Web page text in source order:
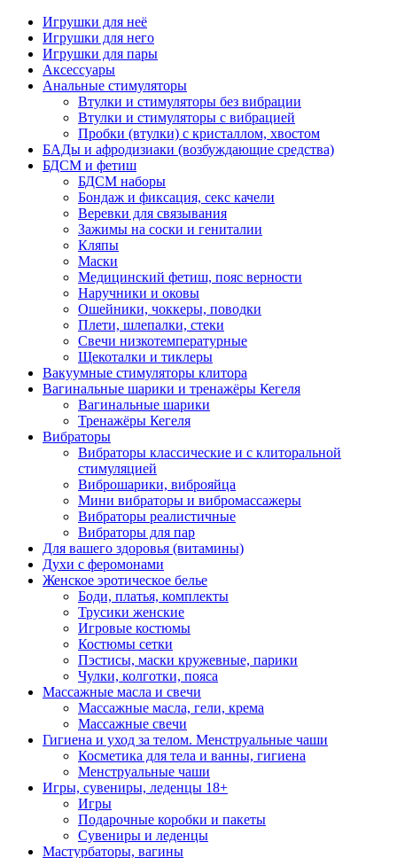
Игрушки для неё
Игрушки для него
Игрушки для пары
Аксессуары
Анальные стимуляторы
Втулки и стимуляторы без вибрации
Втулки и стимуляторы с вибрацией
Пробки (втулки) с кристаллом, хвостом
БАДы и афродизиаки (возбуждающие средства)
БДСМ и фетиш
БДСМ наборы
Бондаж и фиксация, секс качели
Веревки для связывания
Зажимы на соски и гениталии
Кляпы
Маски
Медицинский фетиш, пояс верности
Наручники и оковы
Ошейники, чоккеры, поводки
Плети, шлепалки, стеки
Свечи низкотемпературные
Щекоталки и тиклеры
Вакуумные стимуляторы клитора
Вагинальные шарики и тренажёры Кегеля
Вагинальные шарики
Тренажёры Кегеля
Вибраторы
Вибраторы классические и с клиторальной
стимуляцией
Виброшарики, виброяйца
Мини вибраторы и вибромассажеры
Вибраторы реалистичные
Вибраторы для пар
Для вашего здоровья (витамины)
Духи с феромонами
Женское эротическое белье
Боди, платья, комплекты
Трусики женские
Игровые костюмы
Костюмы сетки
Пэстисы, маски кружевные, парики
Чулки, колготки, пояса
Массажные масла и свечи
Массажные масла, гели, крема
Массажные свечи
Гигиена и уход за телом. Менструальные чаши
Косметика для тела и ванны, гигиена
Менструальные чаши
Игры, сувениры, леденцы 18+
Игры
Подарочные коробки и пакеты
Сувениры и леденцы
Мастурбаторы, вагины